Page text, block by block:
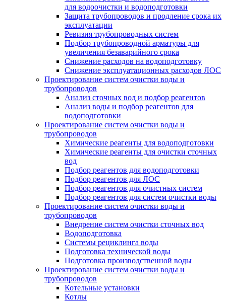
для водоочистки и водоподготовки
Защита трубопроводов и продление срока их
эксплуатации
Ревизия трубопроводных систем
Подбор трубопроводной арматуры для
увеличения безаварийного срока
Снижение расходов на водоподготовку
Снижение эксплуатационных расходов ЛОС
Проектирование систем очистки воды и
трубопроводов
Анализ сточных вод и подбор реагентов
Анализ воды и подбор реагентов для
водоподготовки
Проектирование систем очистки воды и
трубопроводов
Химические реагенты для водоподготовки
Химические реагенты для очистки сточных
вод
Подбор реагентов для водоподготовки
Подбор реагентов для ЛОС
Подбор реагентов для очистных систем
Подбор реагентов для систем очистки воды
Проектирование систем очистки воды и
трубопроводов
Внедрение систем очистки сточных вод
Водоподготовка
Системы рециклинга воды
Подготовка технической воды
Подготовка производственной воды
Проектирование систем очистки воды и
трубопроводов
Котельные установки
Котлы